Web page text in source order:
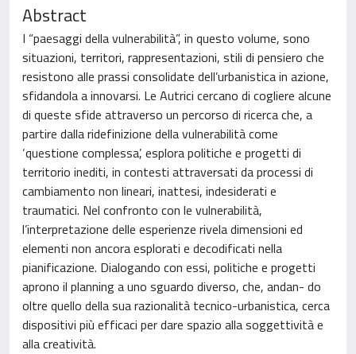
Abstract
I “paesaggi della vulnerabilità”, in questo volume, sono
situazioni, territori, rappresentazioni, stili di pensiero che
resistono alle prassi consolidate dell’urbanistica in azione,
sfidandola a innovarsi. Le Autrici cercano di cogliere alcune
di queste sfide attraverso un percorso di ricerca che, a
partire dalla ridefinizione della vulnerabilità come
‘questione complessa’, esplora politiche e progetti di
territorio inediti, in contesti attraversati da processi di
cambiamento non lineari, inattesi, indesiderati e
traumatici. Nel confronto con le vulnerabilità,
l’interpretazione delle esperienze rivela dimensioni ed
elementi non ancora esplorati e decodificati nella
pianificazione. Dialogando con essi, politiche e progetti
aprono il planning a uno sguardo diverso, che, andan- do
oltre quello della sua razionalità tecnico-urbanistica, cerca
dispositivi più efficaci per dare spazio alla soggettività e
alla creatività.